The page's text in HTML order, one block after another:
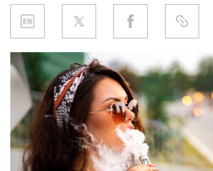
REGULACIÓN
CHINA
DATOS
EXPOSICIÓN
ENTREVISTA